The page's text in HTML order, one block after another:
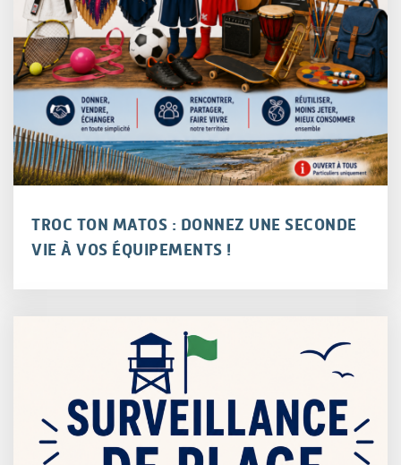
TROC TON MATOS : DONNEZ UNE SECONDE
VIE À VOS ÉQUIPEMENTS !